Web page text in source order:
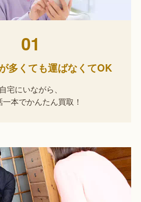
01
多くても運ばなくてOK
自宅にいながら、
一本でかんたん買取！